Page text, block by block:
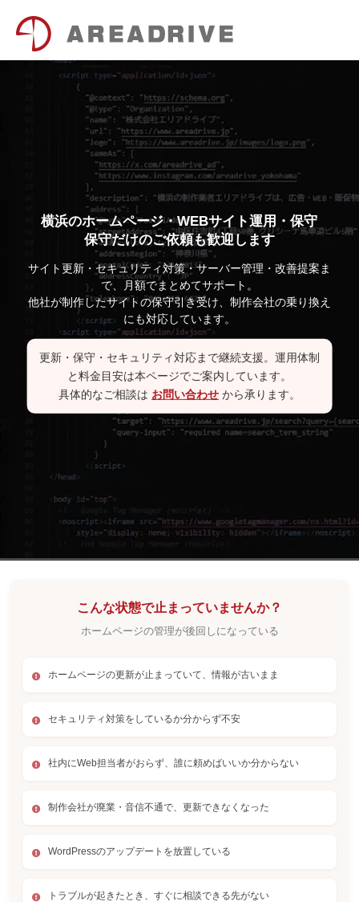
横浜のホームページ・WEBサイト運用・保守
保守だけのご依頼も歓迎します
サイト更新・セキュリティ対策・サーバー管理・改善提案ま
で、月額でまとめてサポート。
他社が制作したサイトの保守引き受け、制作会社の乗り換え
にも対応しています。
更新・保守・セキュリティ対応まで継続支援。運用体制
と料金目安は本ページでご案内しています。
具体的なご相談は お問い合わせから承ります。
こんな状態で止まっていませんか？
ホームページの管理が後回しになっている
ホームページの更新が止まっていて、情報が古いまま
セキュリティ対策をしているか分からず不安
社内にWeb担当者がおらず、誰に頼めばいいか分からない
制作会社が廃業・音信不通で、更新できなくなった
WordPressのアップデートを放置している
トラブルが起きたとき、すぐに相談できる先がない